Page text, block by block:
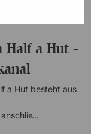
Half a Hut -
a Hut besteht aus
mit